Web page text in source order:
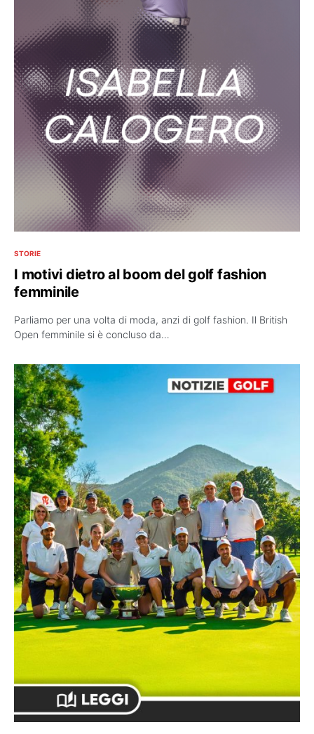
STORIE
I motivi dietro al boom del golf fashion
femminile
Parliamo per una volta di moda, anzi di golf fashion. Il British
Open femminile si è concluso da…